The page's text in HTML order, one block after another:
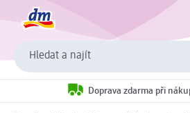
Hledat a najít
Doprava zdarma při